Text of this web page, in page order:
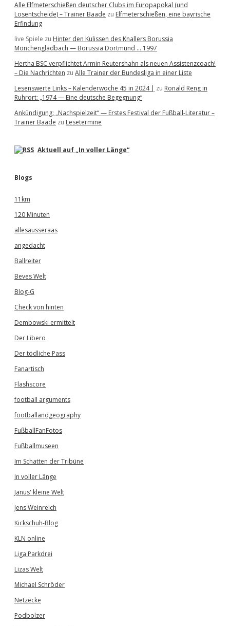
Alle Elfmeterschießen deutscher Clubs im Europapokal (und
Losentscheide) – Trainer Baade zu Elfmeterschießen, eine bayrische
Erfindung
live Spiele zu Hinter den Kulissen des Knallers Borussia
Mönchengladbach — Borussia Dortmund … 1997
Hertha BSC verpflichtet Armin Reutershahn als neuen Assistenzcoach!
– Die Nachrichten zu Alle Trainer der Bundesliga in einer Liste
Lesenswerte Links – Kalenderwoche 45 in 2024 | zu Ronald Reng in
Ruhrort: „1974 — Eine deutsche Begegnung“
Ankündigung: „Nachspielzeit“ — Erstes Festival der Fußball-Literatur –
Trainer Baade zu Lesetermine
Aktuell auf „In voller Länge“
Blogs
11km
120 Minuten
allesausseraas
angedacht
Ballreiter
Beves Welt
Blog-G
Check von hinten
Dembowski ermittelt
Der Libero
Der tödliche Pass
Fanartisch
Flashscore
football arguments
footballandgeography
FußballFanFotos
Fußballmuseen
Im Schatten der Tribüne
In voller Länge
Janus' kleine Welt
Jens Weinreich
Kickschuh-Blog
KLN online
Liga Parkdrei
Lizas Welt
Michael Schröder
Netzecke
Podbolzer